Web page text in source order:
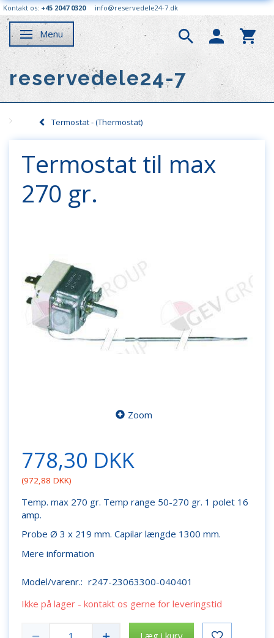
Kontakt os: +45 2047 0320 info@reservedele24-7.dk
Skifte navigation
Menu
reservedele24-7
Termostat - (Thermostat)
Termostat til max
270 gr.
Zoom
778,30 DKK
(972,88 DKK)
Temp. max 270 gr. Temp range 50-270 gr. 1 polet 16
amp.
Probe Ø 3 x 219 mm. Capilar længde 1300 mm.
Mere information
Model/varenr.: r247-23063300-040401
Ikke på lager - kontakt os gerne for leveringstid
Læg i kurv